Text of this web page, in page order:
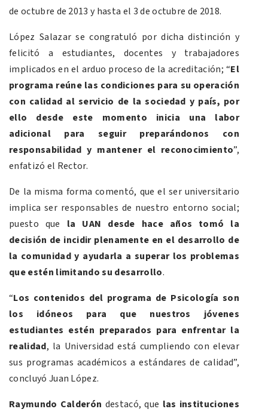
de octubre de 2013 y hasta el 3 de octubre de 2018.
López Salazar se congratuló por dicha distinción y
felicitó a estudiantes, docentes y trabajadores
implicados en el arduo proceso de la acreditación; “El
programa reúne las condiciones para su operación
con calidad al servicio de la sociedad y país, por
ello desde este momento inicia una labor
adicional para seguir preparándonos con
responsabilidad y mantener el reconocimiento”,
enfatizó el Rector.
De la misma forma comentó, que el ser universitario
implica ser responsables de nuestro entorno social;
puesto que la UAN desde hace años tomó la
decisión de incidir plenamente en el desarrollo de
la comunidad y ayudarla a superar los problemas
que estén limitando su desarrollo.
“Los contenidos del programa de Psicología son
los idóneos para que nuestros jóvenes
estudiantes estén preparados para enfrentar la
realidad, la Universidad está cumpliendo con elevar
sus programas académicos a estándares de calidad”,
concluyó Juan López.
Raymundo Calderón destacó, que las instituciones